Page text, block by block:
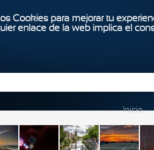
Cookies para mejorar tu
enlace de la web implica el
Inicio